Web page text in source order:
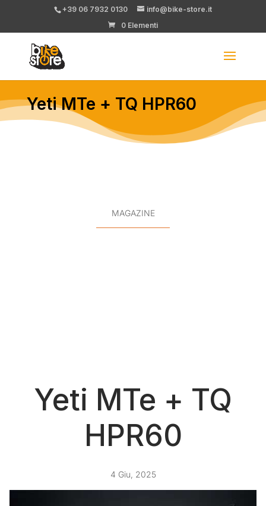
+39 06 7932 0130
info@bike-store.it
0 Elementi
Yeti MTe + TQ HPR60
MAGAZINE
Yeti MTe + TQ
HPR60
4 Giu, 2025